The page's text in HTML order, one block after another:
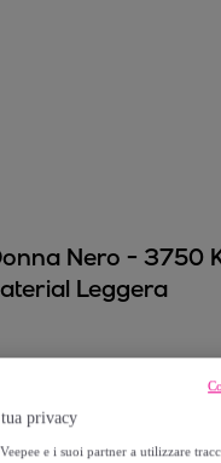
Nero - 3750
Leggera
tua privacy
e i suoi partner a utilizzare